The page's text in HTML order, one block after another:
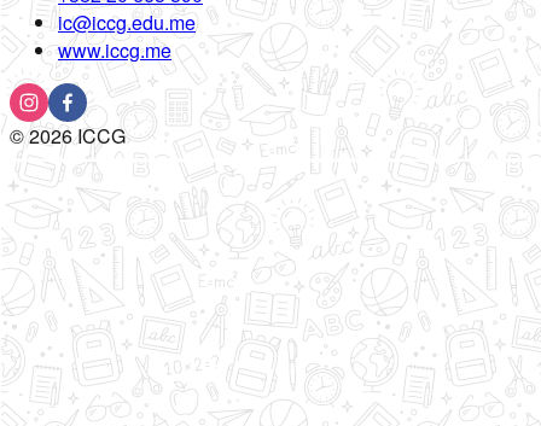
ic@iccg.edu.me
www.iccg.me
©2026ICCG